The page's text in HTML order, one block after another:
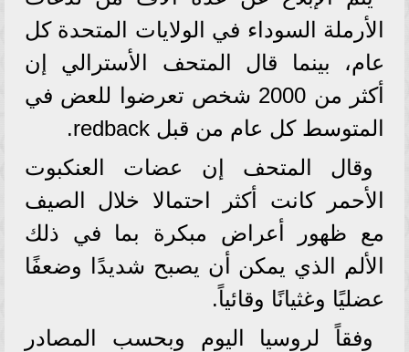
الأرملة السوداء في الولايات المتحدة كل
عام، بينما قال المتحف الأسترالي إن
أكثر من 2000 شخص تعرضوا للعض في
المتوسط ​​كل عام من قبل redback.
وقال المتحف إن عضات العنكبوت
الأحمر كانت أكثر احتمالا خلال الصيف
مع ظهور أعراض مبكرة بما في ذلك
الألم الذي يمكن أن يصبح شديدًا وضعفًا
عضليًا وغثيانًا وقائياً.
وفقاً لروسيا اليوم وبحسب المصادر